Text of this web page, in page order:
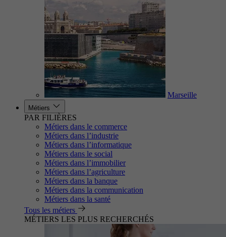
Marseille
Métiers
PAR FILIÈRES
Métiers dans le commerce
Métiers dans l’industrie
Métiers dans l’informatique
Métiers dans le social
Métiers dans l’immobilier
Métiers dans l’agriculture
Métiers dans la banque
Métiers dans la communication
Métiers dans la santé
Tous les métiers
MÉTIERS LES PLUS RECHERCHÉS